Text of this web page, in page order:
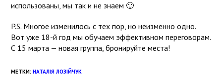
использованы, мы так и не знаем 🙂
P.S. Многое изменилось с тех пор, но неизменно одно.
Вот уже 18-й год мы обучаем эффективном переговорам.
С 15 марта — новая группа, бронируйте места!
МЕТКИ:НАТАЛІЯ ЛОЗІЙЧУК